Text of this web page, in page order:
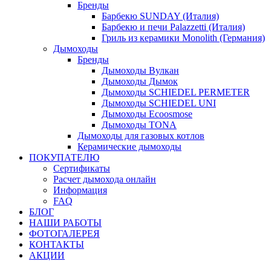
Бренды
Барбекю SUNDAY (Италия)
Барбекю и печи Palazzetti (Италия)
Гриль из керамики Monolith (Германия)
Дымоходы
Бренды
Дымоходы Вулкан
Дымоходы Дымок
Дымоходы SCHIEDEL PERMETER
Дымоходы SCHIEDEL UNI
Дымоходы Ecoosmose
Дымоходы TONA
Дымоходы для газовых котлов
Керамические дымоходы
ПОКУПАТЕЛЮ
Сертификаты
Расчет дымохода онлайн
Информация
FAQ
БЛОГ
НАШИ РАБОТЫ
ФОТОГАЛЕРЕЯ
КОНТАКТЫ
АКЦИИ